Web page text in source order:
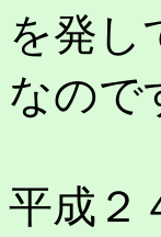
を発し
なので
平成２